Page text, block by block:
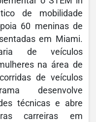
de mobilidade
60 meninas de
em Miami.
de veículos
na área de
de veículos
desenvolve
técnicas e abre
carreiras em